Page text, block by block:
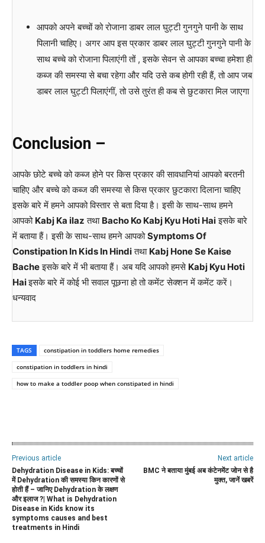
आपको अपने बच्चों को रोजाना डाबर लाल घुट्टी गुनगुने पानी के साथ
पिलानी चाहिए। अगर आप इस प्रकार डाबर लाल घुट्टी गुनगुने पानी के
साथ बच्चे को रोजाना पिलाएंगी तों , इसके सेवन से आपका बच्चा हमेशा ही
कब्ज की समस्या से बचा रहेगा और यदि उसे कब होगी रही हैं, तो आप जब
डाबर लाल घुट्टी पिलाएंगीं, तो उसे तुरंत ही कब से छुटकारा मिल जाएगा
Conclusion –
आपके छोटे बच्चे को कब्ज होने पर किस प्रकार की सावधानियां आपको बरतनी
चाहिए और बच्चे को कब्ज की समस्या से किस प्रकार छुटकारा दिलाना चाहिए
इसके बारे में हमने आपको विस्तार से बता दिया है। इसी के साथ-साथ हमने
आपको Kabj Ka ilaz तथा Bacho Ko Kabj Kyu Hoti Haiइसके बारे
में बताया हैं। इसी के साथ-साथ हमने आपकोSymptoms Of
Constipation In Kids In Hindiतथा Kabj Hone Se Kaise
Bacheइसके बारे में भी बताया हैं। अब यदि आपको हमसे Kabj Kyu Hoti
Haiइसके बारे में कोई भी सवाल पूछना हो तो कमेंट सेक्शन में कमेंट करें।
धन्यवाद
TAGS
constipation in toddlers home remedies
constipation in toddlers in hindi
how to make a toddler poop when constipated in hindi
Previous article
Dehydration Disease in Kids: बच्चों
में Dehydration की समस्या किन कारणों से
होती हैं – जानिए Dehydration के लक्षण
और इलाज ?| What is Dehydration
Disease in Kids know its
symptoms causes and best
treatments in Hindi
Next article
BMC ने बताया मुंबई अब कंटेनमेंट जोन से है
मुक्त, जानें खबरें